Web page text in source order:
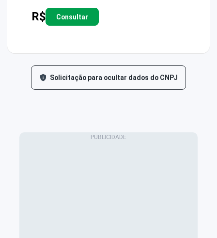
R$ Consultar
Solicitação para ocultar dados do CNPJ